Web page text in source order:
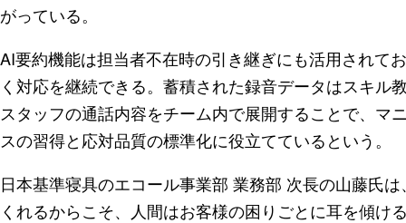
がっている。
AI要約機能は担当者不在時の引き継ぎにも活用されて
く対応を継続できる。蓄積された録音データはスキル
スタッフの通話内容をチーム内で展開することで、マ
スの習得と応対品質の標準化に役立てているという。
日本基準寝具のエコール事業部 業務部 次長の山藤氏
くれるからこそ、人間はお客様の困りごとに耳を傾け